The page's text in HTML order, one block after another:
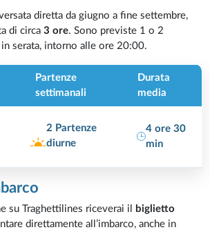
diretta da giugno a fine settembre,
di circa3 ore. Sono previste 1 o 2
serata, intorno alle ore 20:00.
Partenze
settimanali
Durata
media
2 Partenze
diurne
4 ore 30
min
su Traghettilines riceverai il
biglietto
direttamente all’imbarco, anche in